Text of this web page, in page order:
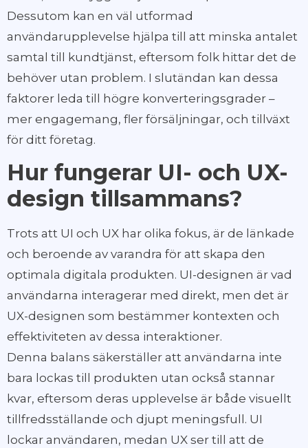
Dessutom kan en väl utformad
användarupplevelse hjälpa till att minska antalet
samtal till kundtjänst, eftersom folk hittar det de
behöver utan problem. I slutändan kan dessa
faktorer leda till högre konverteringsgrader –
mer engagemang, fler försäljningar, och tillväxt
för ditt företag.
Hur fungerar UI- och UX-
design tillsammans?
Trots att UI och UX har olika fokus, är de länkade
och beroende av varandra för att skapa den
optimala digitala produkten. UI-designen är vad
användarna interagerar med direkt, men det är
UX-designen som bestämmer kontexten och
effektiviteten av dessa interaktioner.
Denna balans säkerställer att användarna inte
bara lockas till produkten utan också stannar
kvar, eftersom deras upplevelse är både visuellt
tillfredsställande och djupt meningsfull. UI
lockar användaren, medan UX ser till att de